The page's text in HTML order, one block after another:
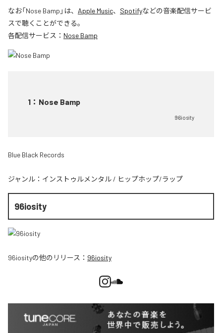
なお「Nose Bamp 」は、 Apple Music、 Spotifyなどの音楽配信サービ
スで聴くことができる。
各配信サービス： Nose Bamp
1 ： Nose Bamp
96iosity
Blue Black Records
ジャンル： インストゥルメンタル / ヒップホップ/ラップ
96iosity
96iosityの他のリリース： 96iosity